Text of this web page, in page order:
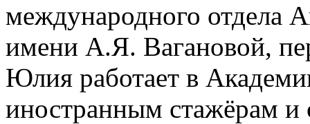
международного отдела
имени А.Я. Вагановой,
Юлия работает в
иностранным стажёрам и